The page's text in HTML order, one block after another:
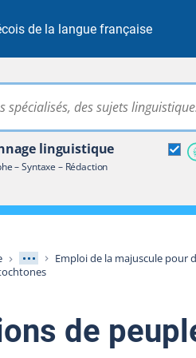
de la langue française
linguistique
– Syntaxe – Rédaction
terminologique
Afficher les niveaux
Emploi de la majuscule pour
de